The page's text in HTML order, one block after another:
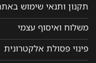
תקנון ותנאי שימוש באתר
משלוח ואיסוף עצמי
פינוי פסולת אלקטרונית